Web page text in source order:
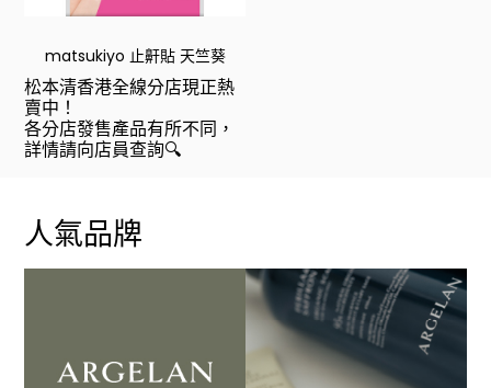
matsukiyo 止鼾貼 天竺葵
松本清香港全線分店現正熱
賣中！
各分店發售產品有所不同，
詳情請向店員查詢🔍
人氣品牌